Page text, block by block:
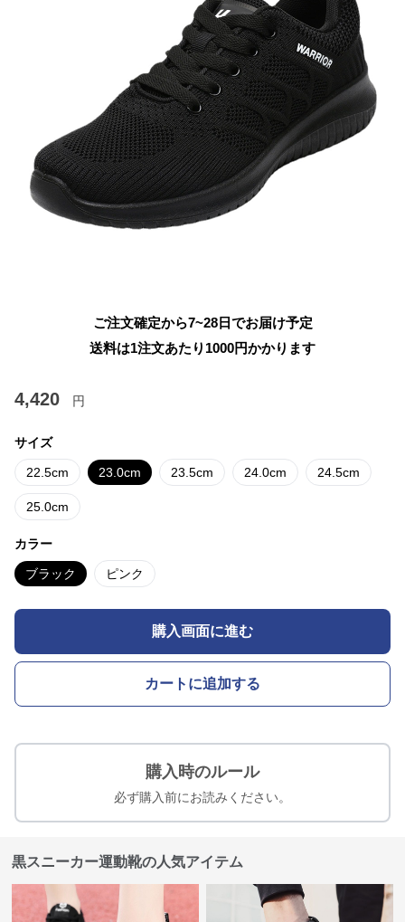
ご注文確定から7~28日でお届け予定
送料は1注文あたり 1000円かかります
4,420 円
サイズ
22.5cm 23.0cm 23.5cm 24.0cm 24.5cm
25.0cm
カラー
ブラック ピンク
購入画面に進む
カートに追加する
購入時のルール
必ず購入前にお読みください。
黒スニーカー運動靴の人気アイテム